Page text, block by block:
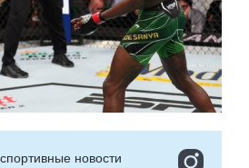
новости